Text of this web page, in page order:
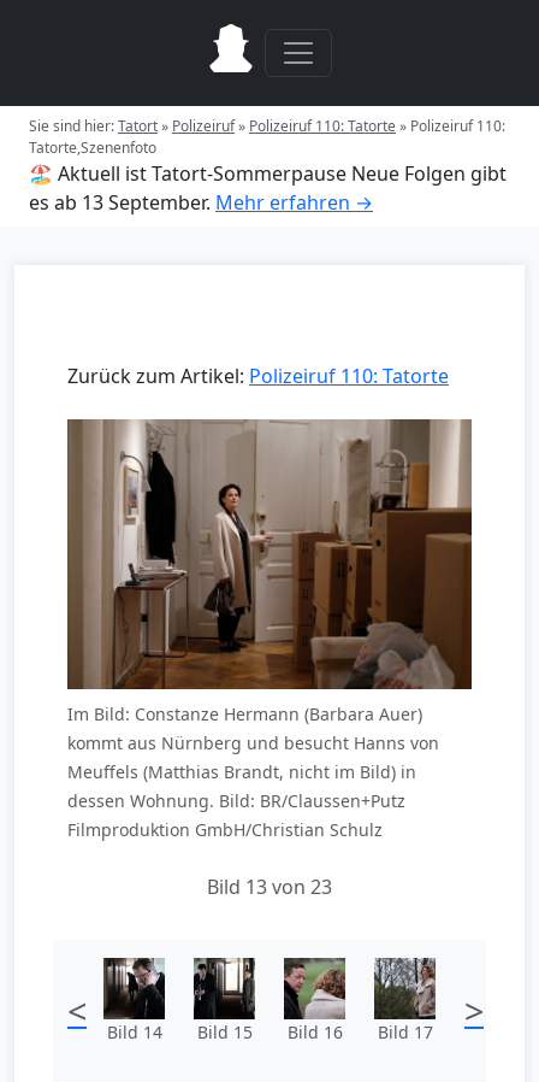
Sie sind hier:Tatort» Polizeiruf» Polizeiruf 110: Tatorte» Polizeiruf 110:
Tatorte,Szenenfoto
🏖️ Aktuell ist Tatort-Sommerpause Neue Folgen gibt
es ab 13 September. Mehr erfahren →
Zurück zum Artikel: Polizeiruf 110: Tatorte
Im Bild: Constanze Hermann (Barbara Auer)
kommt aus Nürnberg und besucht Hanns von
Meuffels (Matthias Brandt, nicht im Bild) in
dessen Wohnung. Bild: BR/Claussen+Putz
Filmproduktion GmbH/Christian Schulz
Bild 13 von 23
< Bild 14 Bild 15 Bild 16 Bild 17 >